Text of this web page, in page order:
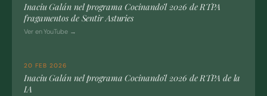
Inaciu Galán nel programa Cocinando’l 2026 de RTPA
fragamentos de Sentir Asturies
Ver en YouTube →
20 FEB 2026
Inaciu Galán nel programa Cocinando’l 2026 de RTPA de la
IA